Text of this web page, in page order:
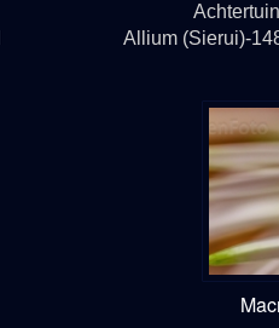
Allium (Sierui)-